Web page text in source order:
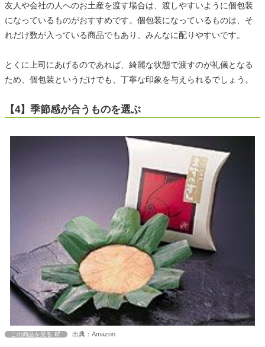
友人や会社の人へのお土産を渡す場合は、渡しやすいように個包装
になっているものがおすすめです。個包装になっているものは、そ
れだけ数が入っている商品でもあり、みんなに配りやすいです。
とくに上司にあげるのであれば、綺麗な状態で渡すのが礼儀となる
ため、個包装というだけでも、丁寧な印象を与えられるでしょう。
【4】季節感が合うものを選ぶ
この商品を見る 出典：Amazon